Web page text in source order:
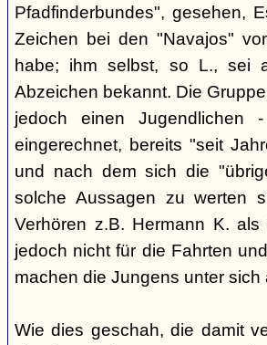
Pfadfinderbundes", gesehen,
Zeichen bei den "Navajos"
habe; ihm selbst, so L., sei
Abzeichen bekannt. Die
jedoch einen Jugendlichen
eingerechnet, bereits "seit
und nach dem sich die
solche Aussagen zu werten
Verhören z.B. Hermann K.
jedoch nicht für die Fahrten
machen die Jungens unter sich
Wie dies geschah, die damit